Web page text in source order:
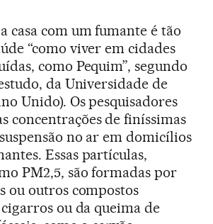
casa com um fumante é tão
“como viver em cidades
como Pequim”, segundo
da Universidade de
Unido). Os pesquisadores
concentrações de finíssimas
no ar em domicílios
Essas partículas,
PM2,5, são formadas por
ou outros compostos
ou da queima de